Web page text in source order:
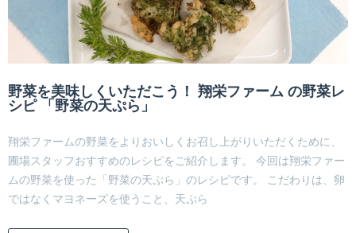
野菜を美味しくいただこう！ 翔栄ファーム の野菜レ
シピ 「野菜の天ぷら」
翔栄ファームの野菜をよりおいしくお召し上がりいただくために、
圃場スタッフおすすめのレシピをご紹介します。 今回は翔栄ファー
ムの野菜を使った「野菜の天ぷら」のレシピです。 こだわりは、卵
ではなくマヨネーズを使うこと、天ぷら